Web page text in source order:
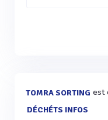
TOMRA SORTING est
DÉCHÉTS INFOS